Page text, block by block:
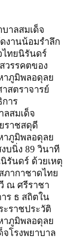
าลสมเด็จ
งานน้อมรำลึก
ทยนิรันดร์
วรรคตของ
าภูมิพลอดุลย
สตราจารย์
าร
ลสมเด็จ
ราชสดุดี
าภูมิพลอดุลย
บนิ่ง 89 วินาที
รันดร์ ด้วยเหตุ
ากาชาดไทย
ณ ศรีราชา
ร ธ สถิตใน
ราชประวัติ
าภูมิพลอดุลย
โรงพยาบาล